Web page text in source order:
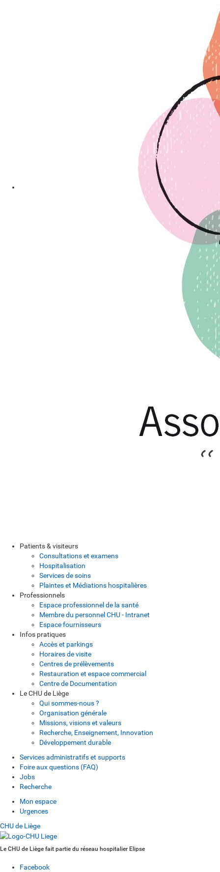
Patients & visiteurs
Consultations et examens
Hospitalisation
Services de soins
Plaintes et Médiations hospitalières
Professionnels
Espace professionnel de la santé
Membre du personnel CHU - Intranet
Espace fournisseurs
Infos pratiques
Accès et parkings
Horaires de visite
Centres de prélèvements
Restauration et espace commercial
Centre de Documentation
Le CHU de Liège
Qui sommes-nous ?
Organisation générale
Missions, visions et valeurs
Recherche, Enseignement, Innovation
Développement durable
Services administratifs et supports
Foire aux questions (FAQ)
Jobs
Recherche
Mon espace
Urgences
CHU de Liège
Le CHU de Liège fait partie du réseau hospitalier Elipse
Facebook